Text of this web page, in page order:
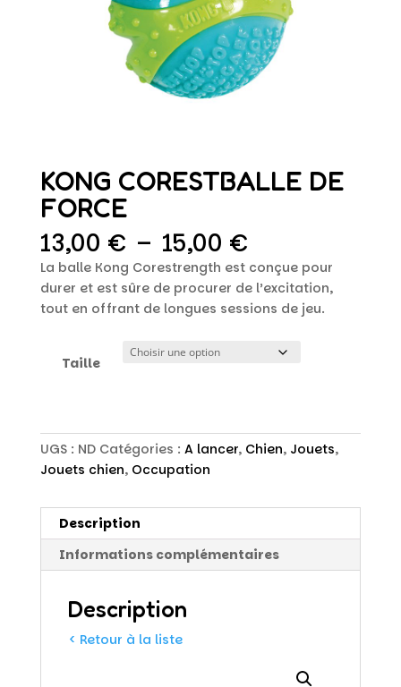
KONG CORESTBALLE DE
FORCE
13,00 € – 15,00 €Plage
de
prix :
13,00 €
15,00 €
La balle Kong Corestrength est conçue pour
durer et est sûre de procurer de l’excitation,
tout en offrant de longues sessions de jeu.
Taille
UGS : ND Catégories : A lancer, Chien, Jouets,
Jouets chien, Occupation
Description
Informations complémentaires
Description
< Retour à la liste